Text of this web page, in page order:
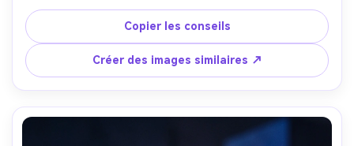
mais directionnel, tons neutres, composition éditoriale
raffinée. Style photographique de magazine d'art,
esthétique avant-gardiste élégante et discrète. Détails
réalistes, look photographique professionnel. Pas de
bandes dessinées, pas d'illustrations, pas d'artefacts de
filtre IA.
Copier les conseils
Créer des images similaires ↗